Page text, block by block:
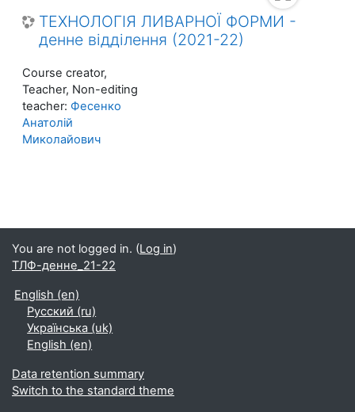
ТЕХНОЛОГІЯ ЛИВАРНОЇ ФОРМИ -
денне відділення (2021-22)
Course creator,
Teacher, Non-editing
teacher: Фесенко
Анатолій
Миколайович
You are not logged in. (Log in)
ТЛФ-денне_21-22
English ‎(en)‎
Русский ‎(ru)‎
Українська ‎(uk)‎
English ‎(en)‎
Data retention summary
Switch to the standard theme